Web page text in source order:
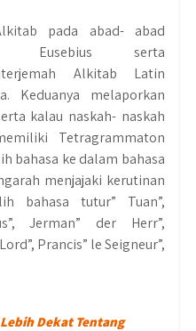
pada abad- abad
Eusebius serta
Alkitab Latin
Keduanya melaporkan
kalau naskah- naskah
Tetragrammaton
bahasa ke dalam bahasa
menjajaki kerutinan
bahasa tutur” Tuan”,
Jerman” der Herr”,
Prancis” le Seigneur”,
Dekat Tentang